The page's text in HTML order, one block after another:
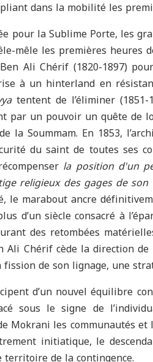
dans la mobilité les
pour la Sublime Porte, les
mêle les premières heures
Ali Chérif (1820-1897)
à un hinterland en
tentent de l’éliminer (1851-
par un pouvoir un quête de
la Soummam. En 1853,
du saint de toutes ses
la position d'un
religieux des gages de
le marabout ancre
d’un siècle consacré à
des retombées
Ali Chérif cède la direction
de son lignage, une
d’un nouvel équilibre
sous le signe de
Mokrani les communautés
initiatique, le
de la contingence.